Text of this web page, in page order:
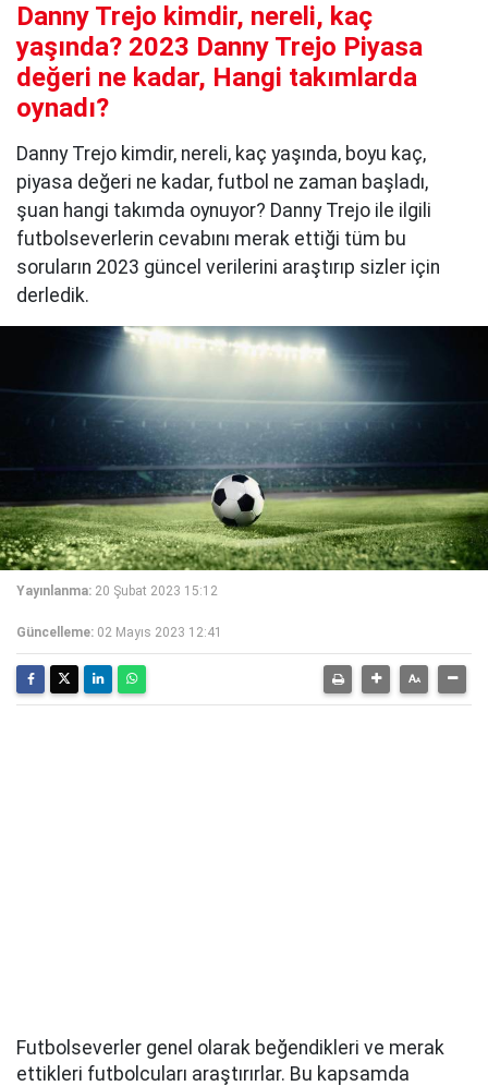
Danny Trejo kimdir, nereli, kaç
yaşında? 2023 Danny Trejo Piyasa
değeri ne kadar, Hangi takımlarda
oynadı?
Danny Trejo kimdir, nereli, kaç yaşında, boyu kaç,
piyasa değeri ne kadar, futbol ne zaman başladı,
şuan hangi takımda oynuyor? Danny Trejo ile ilgili
futbolseverlerin cevabını merak ettiği tüm bu
soruların 2023 güncel verilerini araştırıp sizler için
derledik.
Yayınlanma: 20 Şubat 2023 15:12
Güncelleme: 02 Mayıs 2023 12:41
Futbolseverler genel olarak beğendikleri ve merak
ettikleri futbolcuları araştırırlar. Bu kapsamda